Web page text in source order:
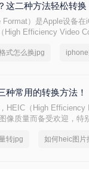
这二种方法轻松转换
）是Apple设备
High Efficiency Video
的heic格式怎么换jpg呢
式怎么换jpg
种常用的转换方法！
HEIC（High Efficiency
像质量而备受欢迎，特
么批量转jpg呢？本文将
转jpg